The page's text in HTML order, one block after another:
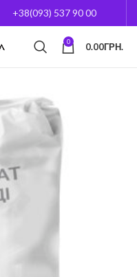
+38(093) 537 90 00
0 0.00ГРН.